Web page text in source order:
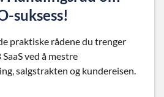
suksess!
praktiske rådene du trenger
ved å mestre
salgstrakten og kundereisen.